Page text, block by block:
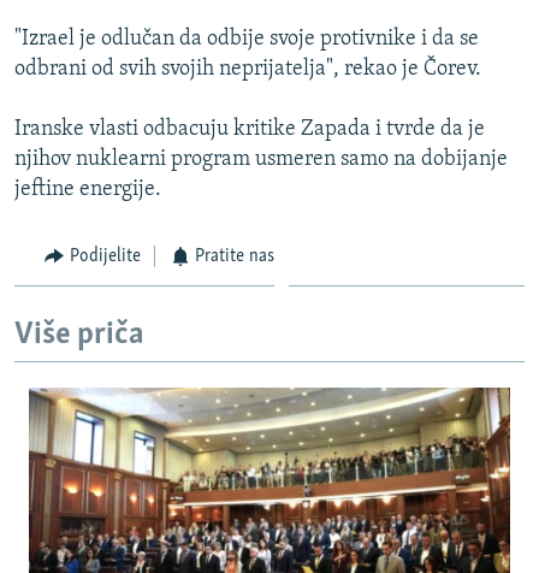
TRI DECENIJE OD RATA U BIH
NASTANAK I RASPAD JUGOSLAVIJE
"Izrael je odlučan da odbije svoje protivnike i da se
odbrani od svih svojih neprijatelja", rekao je Čorev.
Iranske vlasti odbacuju kritike Zapada i tvrde da je
njihov nuklearni program usmeren samo na dobijanje
jeftine energije.
Podijelite Pratite nas
Više priča